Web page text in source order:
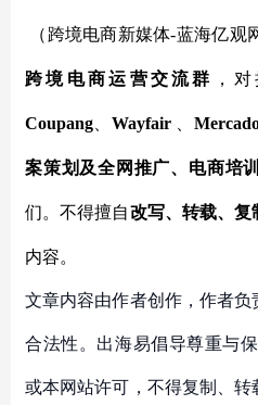
（跨境电商新媒体-蓝海亿观
跨境电商运营交流群 ，
Coupang Wayfair
案策划及全网推广、电商培
们。不得擅自改写、转载、复
内容。
文章内容由作者创作，作者
合法性。出海易倡导尊重与
或本网站许可，不得复制、转